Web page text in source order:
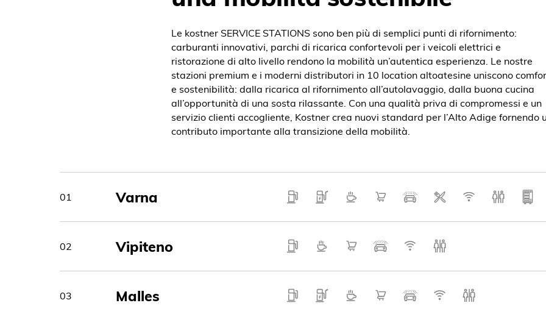
Le kostner SERVICE STATIONS sono ben più di semplici punti di rifornimento:
carburanti innovativi, parchi di ricarica confortevoli per i veicoli elettrici e
ristorazione di alto livello rendono la mobilità un’autentica esperienza. Le nostre
stazioni premium e i moderni distributori in 10 location altoatesine uniscono
e sostenibilità: dalla ricarica al rifornimento all’autolavaggio, dalla buona cucina
all’opportunità di una sosta rilassante. Con una qualità priva di compromessi e un
servizio clienti accogliente, Kostner crea nuovi standard per l’Alto Adige fornendo
contributo importante alla transizione della mobilità.
01 Varna
02 Vipiteno
03 Malles